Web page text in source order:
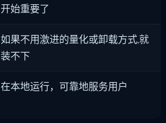
开始重要了
如果不用激进的量化或卸载方式,就
装不下
在本地运行，可靠地服务用户